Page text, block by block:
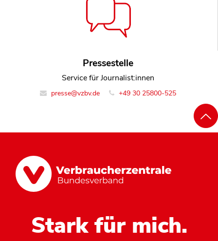
Pressestelle
Service für Journalist:innen
presse@vzbv.de +49 30 25800-525
Stark für mich.